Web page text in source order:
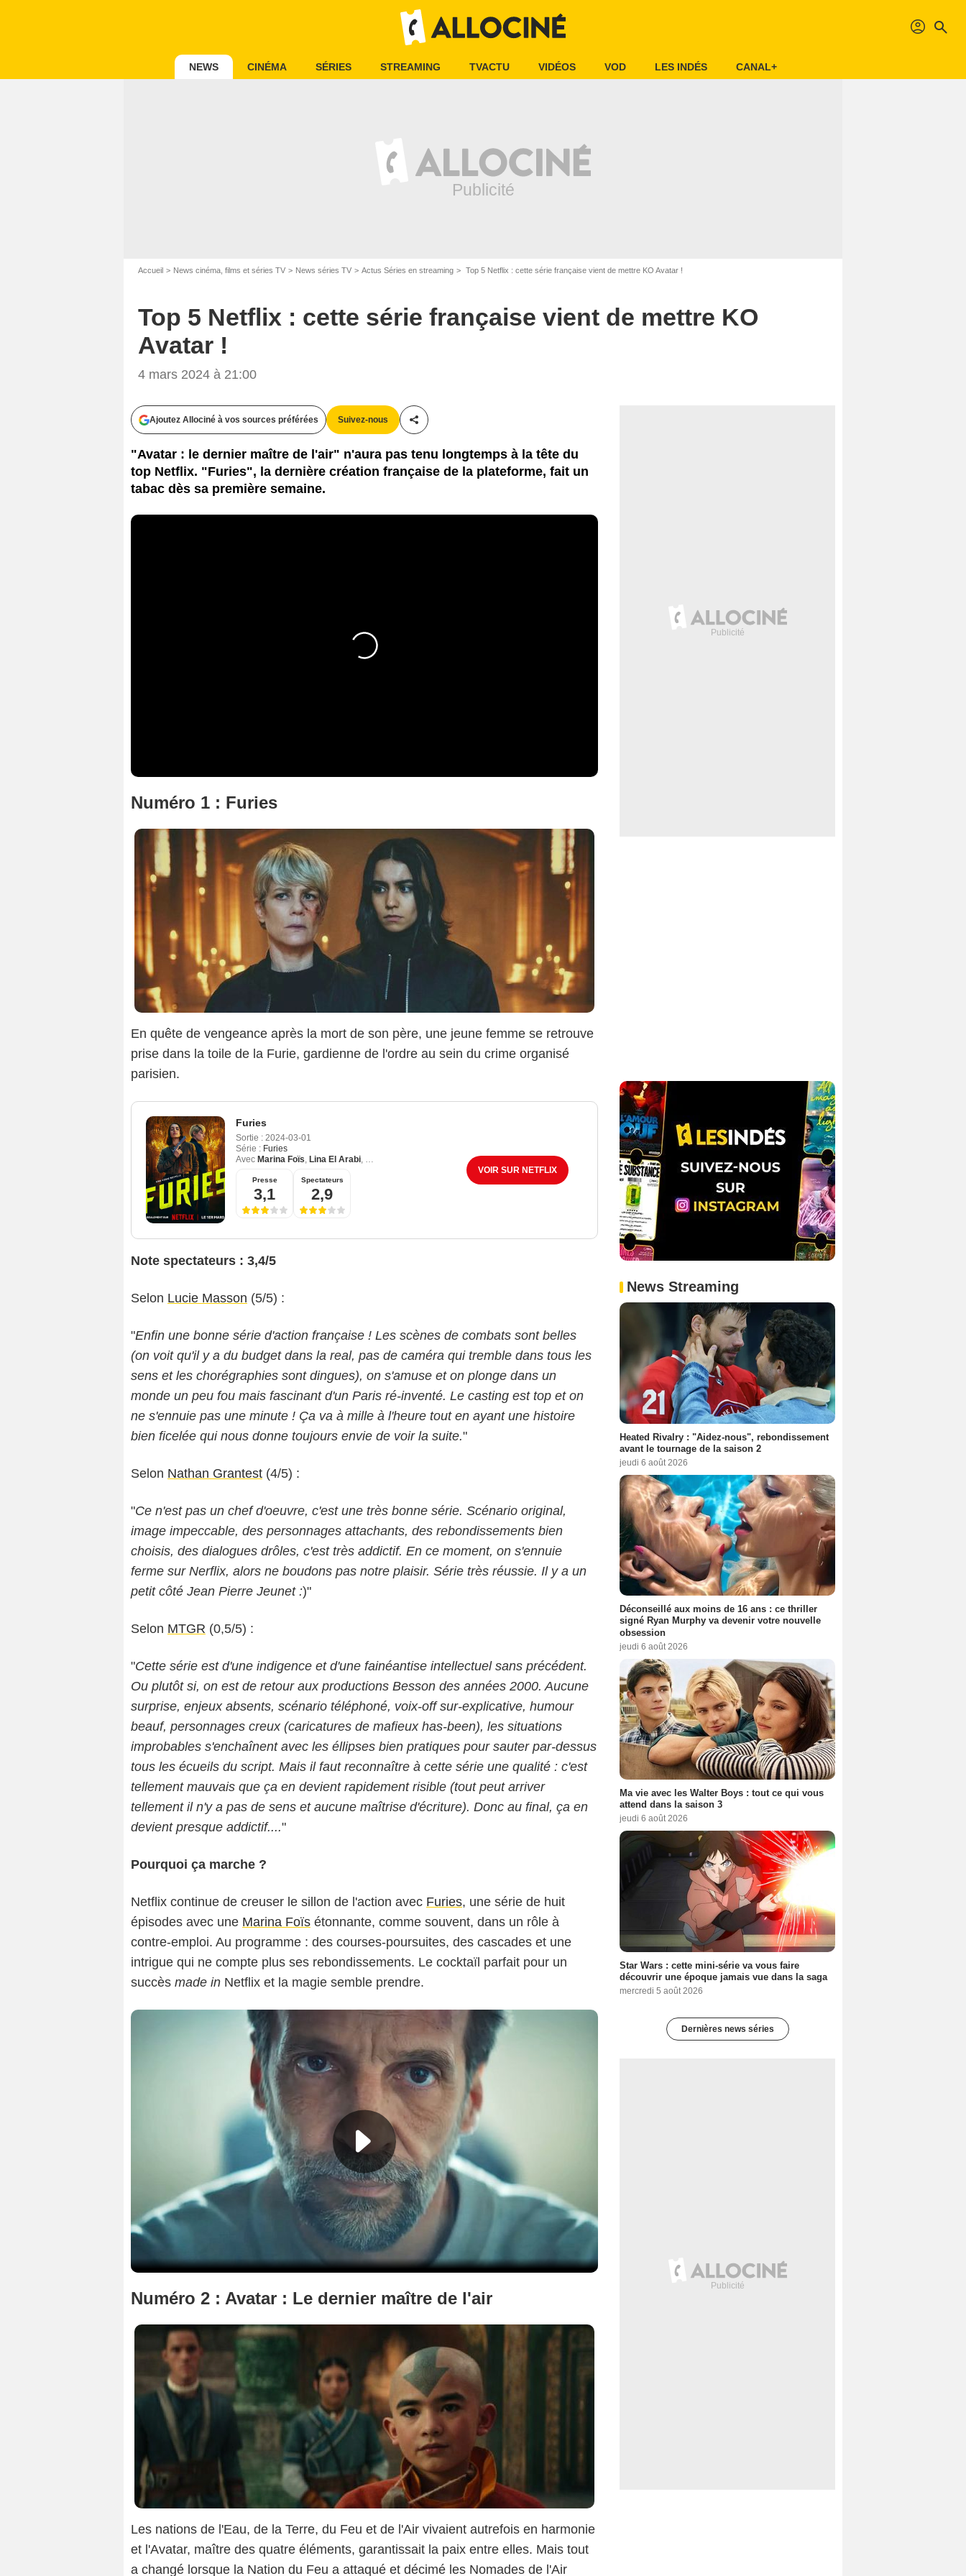
profil search
NEWS CINÉMA SÉRIES STREAMING TVACTU VIDÉOS VOD LES INDÉS CANAL+
Accueil News cinéma, films et séries TV News séries TV Actus Séries en streaming Top 5 Netflix : cette série française vient de mettre KO Avatar !
Top 5 Netflix : cette série française vient de mettre KO
Avatar !
4 mars 2024 à 21:00
Ajoutez Allociné à vos sources préférées Suivez-nous
Partager cet article
"Avatar : le dernier maître de l'air" n'aura pas tenu longtemps à la tête du
top Netflix. "Furies", la dernière création française de la plateforme, fait un
tabac dès sa première semaine.
Numéro 1 : Furies
Netflix
En quête de vengeance après la mort de son père, une jeune femme se retrouve
prise dans la toile de la Furie, gardienne de l'ordre au sein du crime organisé
parisien.
Furies
Sortie : 2024-03-01
Série : Furies
Avec Marina Foïs, Lina El Arabi, Jérémy Nadeau
Presse
3,1
Spectateurs
2,9
VOIR SUR NETFLIX
Note spectateurs : 3,4/5
Selon Lucie Masson (5/5) :
"Enfin une bonne série d'action française ! Les scènes de combats sont belles
(on voit qu'il y a du budget dans la real, pas de caméra qui tremble dans tous les
sens et les chorégraphies sont dingues), on s'amuse et on plonge dans un
monde un peu fou mais fascinant d'un Paris ré-inventé. Le casting est top et on
ne s'ennuie pas une minute ! Ça va à mille à l'heure tout en ayant une histoire
bien ficelée qui nous donne toujours envie de voir la suite."
Selon Nathan Grantest (4/5) :
"Ce n'est pas un chef d'oeuvre, c'est une très bonne série. Scénario original,
image impeccable, des personnages attachants, des rebondissements bien
choisis, des dialogues drôles, c'est très addictif. En ce moment, on s'ennuie
ferme sur Nerflix, alors ne boudons pas notre plaisir. Série très réussie. Il y a un
petit côté Jean Pierre Jeunet :)"
Selon MTGR (0,5/5) :
"Cette série est d'une indigence et d'une fainéantise intellectuel sans précédent.
Ou plutôt si, on est de retour aux productions Besson des années 2000. Aucune
surprise, enjeux absents, scénario téléphoné, voix-off sur-explicative, humour
beauf, personnages creux (caricatures de mafieux has-been), les situations
improbables s'enchaînent avec les éllipses bien pratiques pour sauter par-dessus
tous les écueils du script. Mais il faut reconnaître à cette série une qualité : c'est
tellement mauvais que ça en devient rapidement risible (tout peut arriver
tellement il n'y a pas de sens et aucune maîtrise d'écriture). Donc au final, ça en
devient presque addictif...."
Pourquoi ça marche ?
Netflix continue de creuser le sillon de l'action avec Furies, une série de huit
épisodes avec une Marina Foïs étonnante, comme souvent, dans un rôle à
contre-emploi. Au programme : des courses-poursuites, des cascades et une
intrigue qui ne compte plus ses rebondissements. Le cocktaïl parfait pour un
succès made in Netflix et la magie semble prendre.
Numéro 2 : Avatar : Le dernier maître de l'air
Netflix
Les nations de l'Eau, de la Terre, du Feu et de l'Air vivaient autrefois en harmonie
et l'Avatar, maître des quatre éléments, garantissait la paix entre elles. Mais tout
a changé lorsque la Nation du Feu a attaqué et décimé les Nomades de l'Air
News Streaming
Heated Rivalry : "Aidez-nous", rebondissement
avant le tournage de la saison 2
jeudi 6 août 2026
Déconseillé aux moins de 16 ans : ce thriller
signé Ryan Murphy va devenir votre nouvelle
obsession
jeudi 6 août 2026
Ma vie avec les Walter Boys : tout ce qui vous
attend dans la saison 3
jeudi 6 août 2026
Star Wars : cette mini-série va vous faire
découvrir une époque jamais vue dans la saga
mercredi 5 août 2026
Dernières news séries